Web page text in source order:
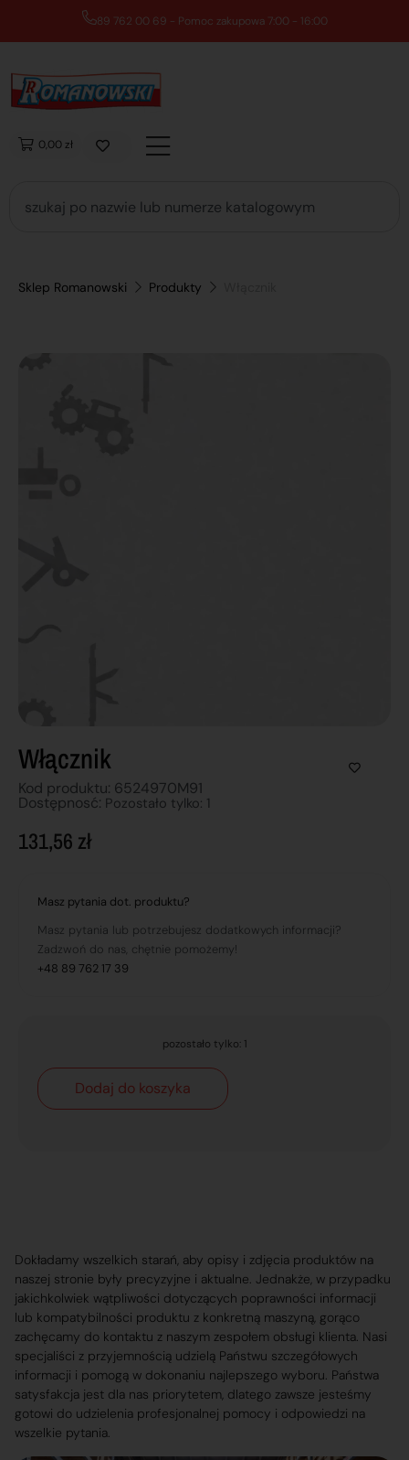
89 762 00 69 - Pomoc zakupowa 7:00 - 16:00
0,00 zł
Sklep Romanowski Produkty
Włącznik
Kod produktu: 6524970M91
Dostępnosć: Pozostało tylko: 1
131,56 zł
Masz pytania dot. produktu?
Masz pytania lub potrzebujesz dodatkowych informacji?
Zadzwoń do nas, chętnie pomożemy!
+48 89 762 17 39
pozostało tylko: 1
Dodaj do koszyka
Dokładamy wszelkich starań, aby opisy i zdjęcia produktów na
naszej stronie były precyzyjne i aktualne. Jednakże, w przypadku
jakichkolwiek wątpliwości dotyczących poprawności informacji
lub kompatybilności produktu z konkretną maszyną, gorąco
zachęcamy do kontaktu z naszym zespołem obsługi klienta. Nasi
specjaliści z przyjemnością udzielą Państwu szczegółowych
informacji i pomogą w dokonaniu najlepszego wyboru. Państwa
satysfakcja jest dla nas priorytetem, dlatego zawsze jesteśmy
gotowi do udzielenia profesjonalnej pomocy i odpowiedzi na
wszelkie pytania.